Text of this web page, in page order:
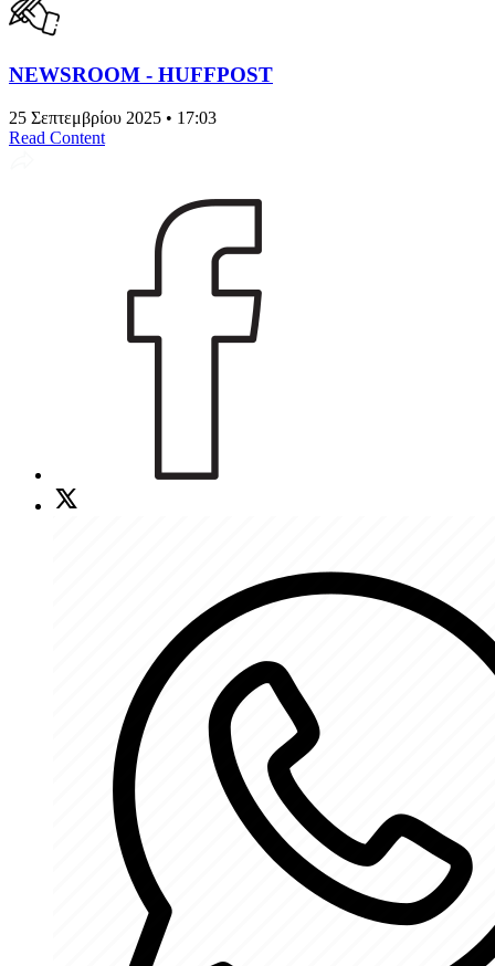
NEWSROOM - HUFFPOST
25 Σεπτεμβρίου 2025 • 17:03
Read Content